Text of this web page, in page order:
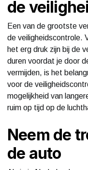
de
Een van de grootste
de veiligheidscontrole.
het erg druk zijn bij de
duren voordat je door
vermijden, is het
voor de
mogelijkheid van
ruim op tijd op de
Neem de
de auto